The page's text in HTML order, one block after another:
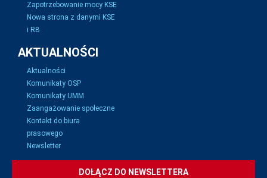
Zapotrzebowanie mocy KSE
Nowa strona z danymi KSE
i RB
AKTUALNOŚCI
Aktualności
Komunikaty OSP
Komunikaty UMM
Zaangażowanie społeczne
Kontakt do biura
prasowego
Newsletter
DOŁĄCZ DO NEWSLETTERA